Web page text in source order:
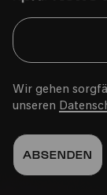
15:00
Wir gehen
unseren